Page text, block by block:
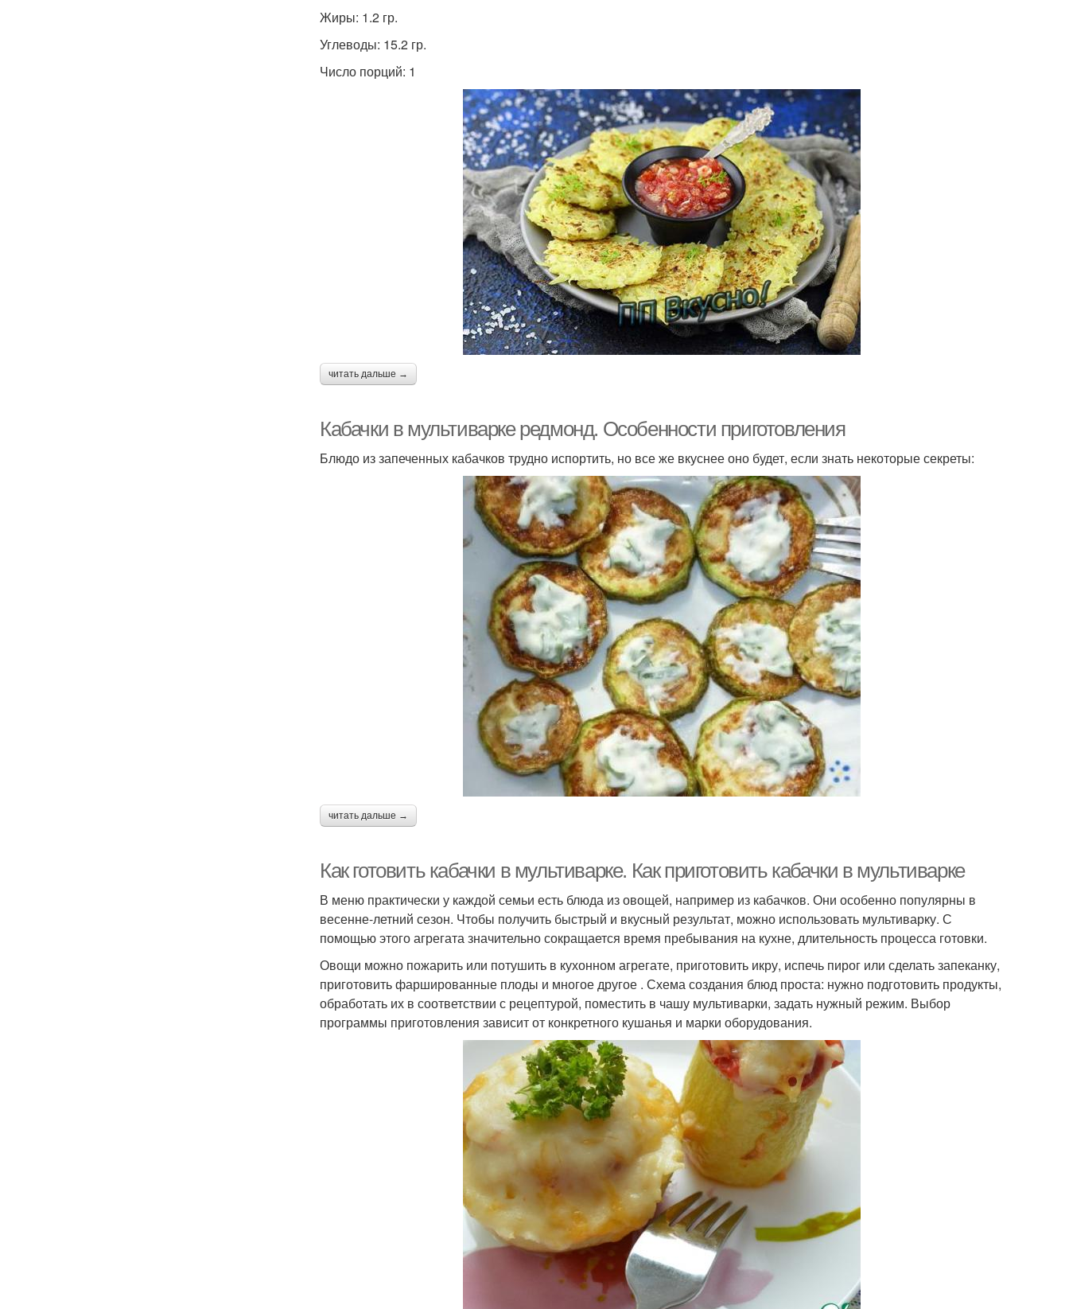
Жиры: 1.2 гр.
Углеводы: 15.2 гр.
Число порций: 1
читать дальше →
Кабачки в мультиварке редмонд. Особенности приготовления
Блюдо из запеченных кабачков трудно испортить, но все же вкуснее оно будет, если знать некоторые секреты:
читать дальше →
Как готовить кабачки в мультиварке. Как приготовить кабачки в мультиварке
В меню практически у каждой семьи есть блюда из овощей, например из кабачков. Они особенно популярны в
весенне-летний сезон. Чтобы получить быстрый и вкусный результат, можно использовать мультиварку. С
помощью этого агрегата значительно сокращается время пребывания на кухне, длительность процесса готовки.
Овощи можно пожарить или потушить в кухонном агрегате, приготовить икру, испечь пирог или сделать запеканку,
приготовить фаршированные плоды и многое другое . Схема создания блюд проста: нужно подготовить продукты,
обработать их в соответствии с рецептурой, поместить в чашу мультиварки, задать нужный режим. Выбор
программы приготовления зависит от конкретного кушанья и марки оборудования.